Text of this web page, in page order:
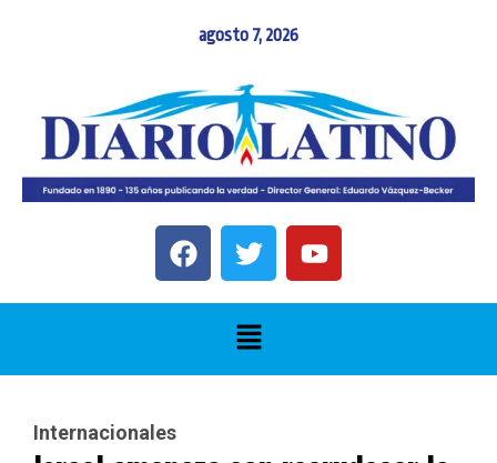
agosto 7, 2026
Internacionales